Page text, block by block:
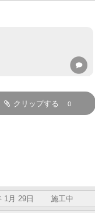
クリップする 0
1月 29日 施工中